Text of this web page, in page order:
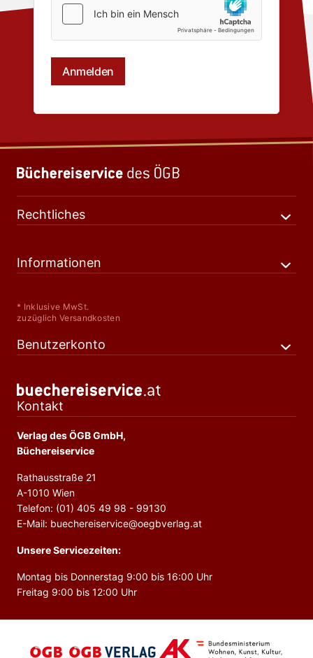
Rechtliches
Informationen
* Inklusive MwSt.
zuzüglich Versandkosten
Benutzerkonto
Kontakt
Verlag des ÖGB GmbH,
Büchereiservice
Rathausstraße 21
A-1010 Wien
Telefon: (01) 405 49 98 - 99130
E-Mail: buechereiservice@oegbverlag.at
Unsere Servicezeiten:
Montag bis Donnerstag 9:00 bis 16:00 Uhr
Freitag 9:00 bis 12:00 Uhr